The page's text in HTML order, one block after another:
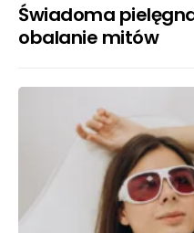
Świadoma
obalanie mitów